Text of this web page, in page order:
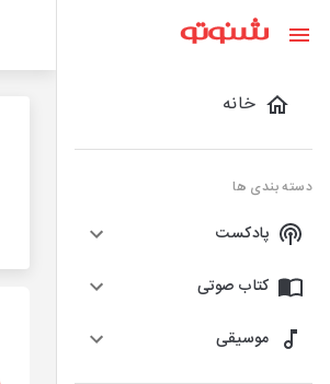
خانه
دسته بندی ها
پادکست
کتاب صوتی
موسیقی